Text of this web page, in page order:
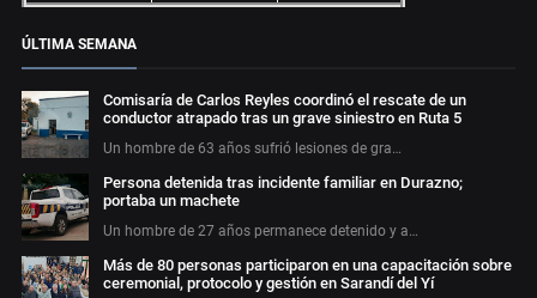
ÚLTIMA SEMANA
Comisaría de Carlos Reyles coordinó el rescate de un
conductor atrapado tras un grave siniestro en Ruta 5
Un hombre de 63 años sufrió lesiones de gra…
Persona detenida tras incidente familiar en Durazno;
portaba un machete
Un hombre de 27 años permanece detenido y a…
Más de 80 personas participaron en una capacitación sobre
ceremonial, protocolo y gestión en Sarandí del Yí